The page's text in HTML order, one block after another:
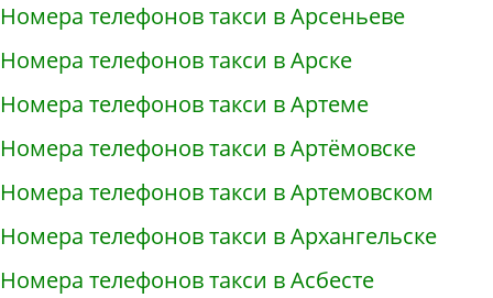
Номера телефонов такси в Арсеньеве
Номера телефонов такси в Арске
Номера телефонов такси в Артеме
Номера телефонов такси в Артёмовске
Номера телефонов такси в Артемовском
Номера телефонов такси в Архангельске
Номера телефонов такси в Асбесте